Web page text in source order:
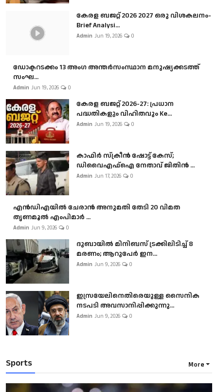
കേരള ബജറ്റ് 2026 2027 ഒരു വിശകലനം-
Brief Analysi...
Admin Jun 19, 2026 0
ഡോക്ടറടക്കം 13 അംഗ അന്തർസംസ്ഥാന മനുഷ്യക്കടത്ത്
സംഘ...
Admin Jun 19, 2026 0
കേരള ബജറ്റ് 2026-27: പ്രധാന
പദ്ധതികളും വിഹിതവും Ke...
Admin Jun 19, 2026 0
കാഫിർ സ്‌ക്രീൻ ഷോട്ട് കേസ്;
ഡിവൈഎഫ്ഐ നേതാവ് ജിതിൻ ...
Admin Jun 17, 2026 0
എൻഡിഎയിൽ ചേരാൻ അനുമതി തേടി 20 വിമത
തൃണമൂൽ എംപിമാർ ...
Admin Jun 9, 2026 0
ദുബായിൽ മിനിബസ്​ ട്രക്കിലിടിച്ച് 8
മരണം; ആറുപേർ ഇന...
Admin Jun 9, 2026 0
ഇസ്രയേലിനെതിരെയുള്ള സൈനിക
നടപടി അവസാനിപ്പിക്കുന്നു...
Admin Jun 9, 2026 0
Sports More